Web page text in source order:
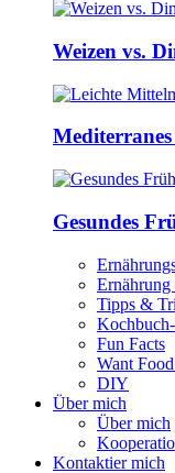
Weizen vs.
Gesundes
Tipps &
Fun Facts
Want
DIY
Über mich
Über mich
Kontaktier mich